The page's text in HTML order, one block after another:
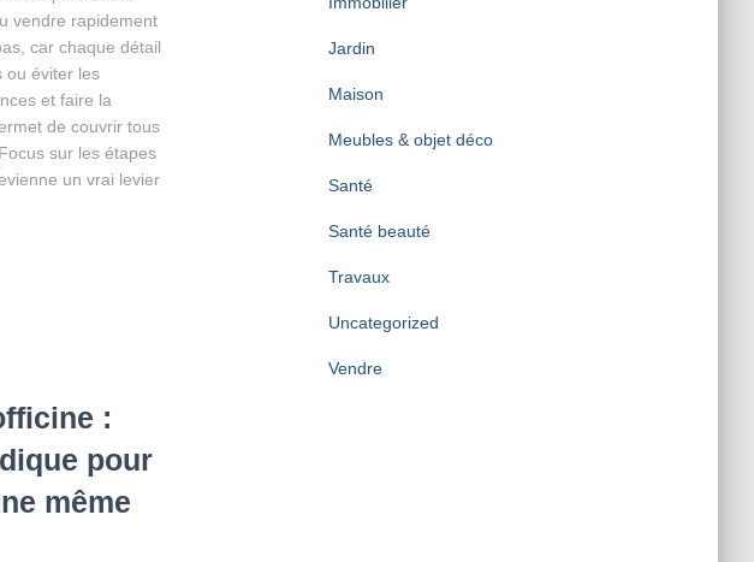
vendre rapidement
car chaque détail
ou éviter les
et faire la
de couvrir tous
sur les étapes
un vrai levier
:
pour
même
Jardin
Maison
Meubles & objet déco
Santé
Santé beauté
Travaux
Uncategorized
Vendre